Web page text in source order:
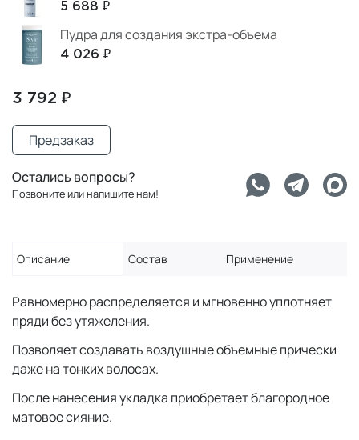
5 688 ₽
Пудра для создания экстра-объема
4 026 ₽
3 792 ₽
Предзаказ
Остались вопросы?
Позвоните или напишите нам!
Описание Состав Применение
Равномерно распределяется и мгновенно уплотняет
пряди без утяжеления.
Позволяет создавать воздушные объемные прически
даже на тонких волосах.
После нанесения укладка приобретает благородное
матовое сияние.